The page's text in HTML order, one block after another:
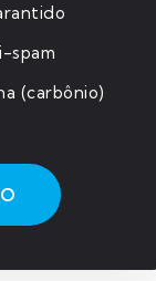
spam
(carbônio)